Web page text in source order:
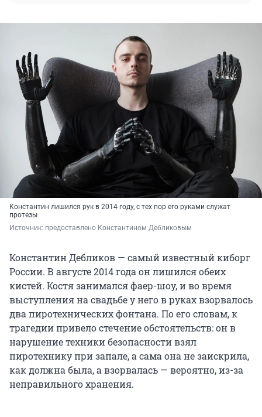
Константин лишился рук в 2014 году, с тех пор его руками служат
протезы
Источник: предоставлено Константином Дебликовым
Константин Дебликов — самый известный киборг
России. В августе 2014 года он лишился обеих
кистей. Костя занимался фаер-шоу, и во время
выступления на свадьбе у него в руках взорвалось
два пиротехнических фонтана. По его словам, к
трагедии привело стечение обстоятельств: он в
нарушение техники безопасности взял
пиротехнику при запале, а сама она не заискрила,
как должна была, а взорвалась — вероятно, из-за
неправильного хранения.